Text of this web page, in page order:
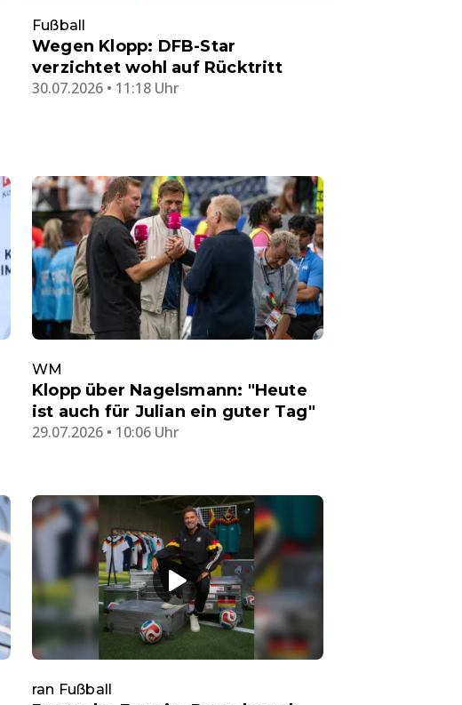
Fußball
Wegen Klopp: DFB-Star
verzichtet wohl auf Rücktritt
30.07.2026 • 11:18 Uhr
WM
Klopp über Nagelsmann: "Heute
ist auch für Julian ein guter Tag"
29.07.2026 • 10:06 Uhr
ran Fußball